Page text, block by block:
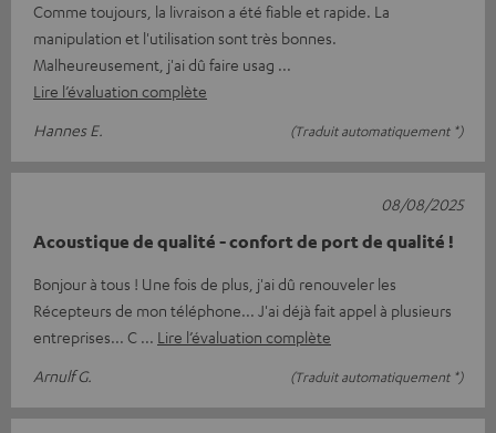
Comme toujours, la livraison a été fiable et rapide. La
manipulation et l'utilisation sont très bonnes.
Malheureusement, j'ai dû faire usag
Lire l’évaluation complète
Hannes E.
(Traduit automatiquement *)
Acoustique de qualité - confort de port de qualité !
Bonjour à tous ! Une fois de plus, j'ai dû renouveler les
Récepteurs de mon téléphone... J'ai déjà fait appel à plusieurs
entreprises... C
Lire l’évaluation complète
Arnulf G.
(Traduit automatiquement *)
08/08/2025